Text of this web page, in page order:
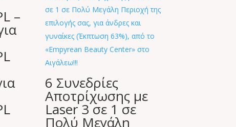
–
6 Συνεδρίες
Αποτρίχωσης με
Laser 3 σε 1 σε
Πολύ Μεγάλη